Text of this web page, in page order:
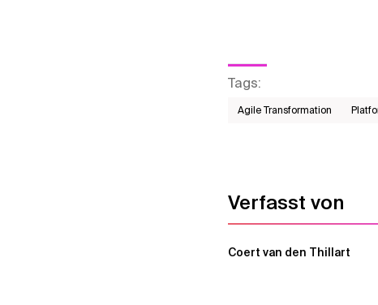
Tags:
Agile Transformation
Verfasst von
Coert van den Thillart